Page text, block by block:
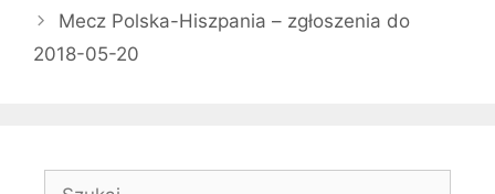
Mecz Polska-Hiszpania – zgłoszenia do
2018-05-20
Szukaj: